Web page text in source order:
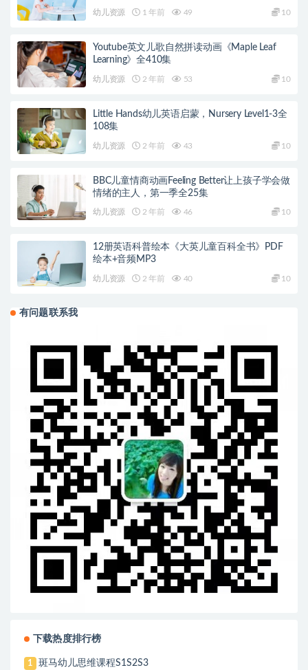
幼儿资源 1 年前 49 10
Youtube英文儿歌自然拼读动画《Maple Leaf
Learning》全410集
幼儿资源 2 年前 53 10
Little Hands幼儿英语启蒙，Nursery Level1-3全
108集
幼儿资源 2 年前 43 10
BBC儿童情商动画Feeling Better让上孩子学会做
情绪的主人，第一季全25集
幼儿资源 2 年前 46 10
12册英语科普绘本《大英儿童百科全书》PDF
绘本+音频MP3
幼儿资源 2 年前 40 10
有问题联系我
下载热度排行榜
1 斑马幼儿思维课程S1S2S3